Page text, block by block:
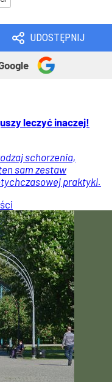
UDOSTĘPNIJ
leczyć inaczej!
schorzenia,
sam zestaw
praktyki.